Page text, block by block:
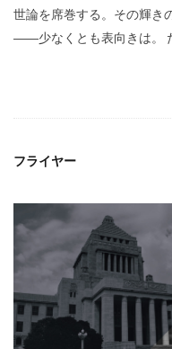
世論を席巻する。その輝き
――少なくとも表向きは。
フライヤー